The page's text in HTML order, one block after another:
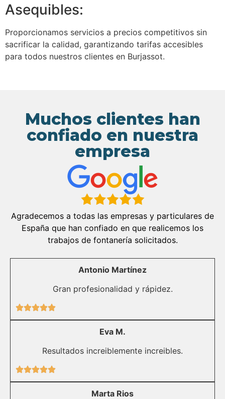
Asequibles:
Proporcionamos servicios a precios competitivos sin
sacrificar la calidad, garantizando tarifas accesibles
para todos nuestros clientes en Burjassot.
Muchos clientes han
confiado en nuestra
empresa
Agradecemos a todas las empresas y particulares de
España que han confiado en que realicemos los
trabajos de fontanería solicitados.
Antonio Martínez
Gran profesionalidad y rápidez.
Eva M.
Resultados increiblemente increibles.
Marta Rios